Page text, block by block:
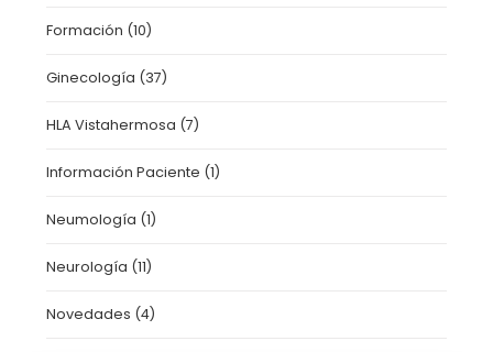
Formación (10)
Ginecología (37)
HLA Vistahermosa (7)
Información Paciente (1)
Neumología (1)
Neurología (11)
Novedades (4)